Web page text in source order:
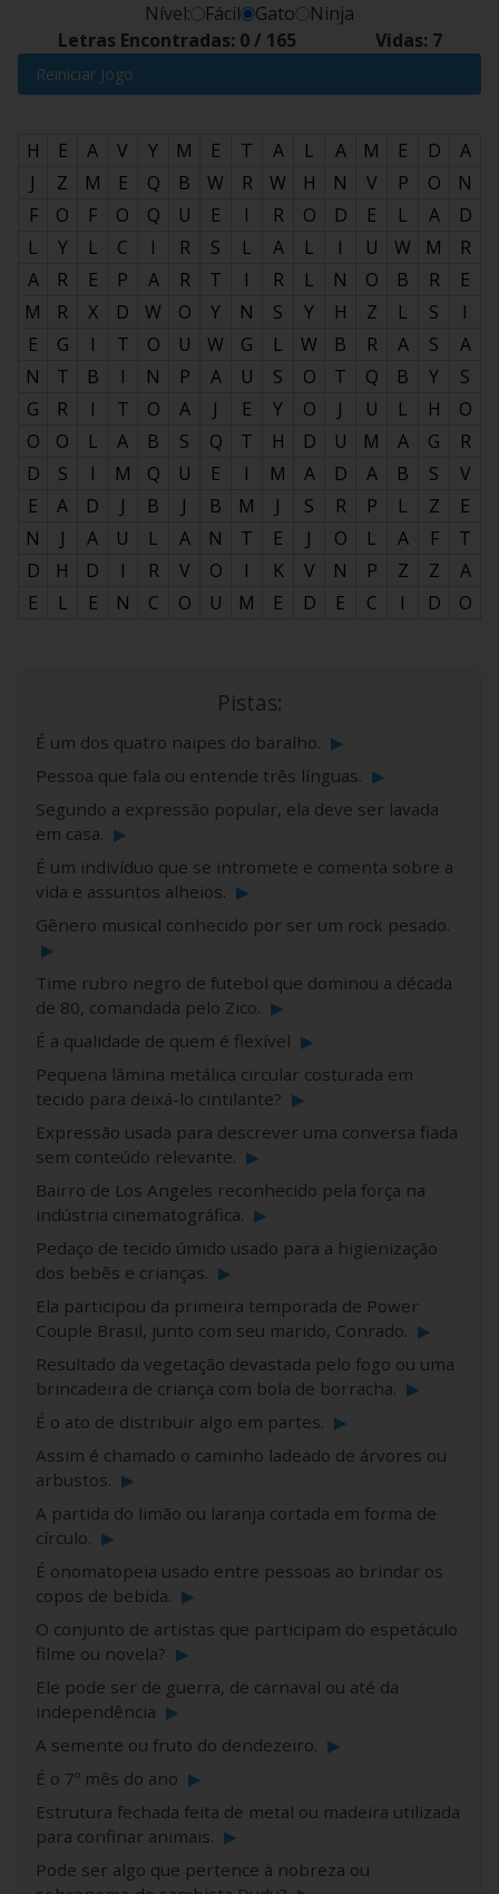
Nível:
Fácil Gato
Ninja
Letras Encontradas: 0/ 165 Vidas: 7
Reiniciar Jogo
H E A V Y M E T A L A M E D
A
J
Z M E Q B W R W H N V P O
N
F
O F O Q U E I R O D E L A
D
L
Y L C I R S L A L I U W M
R
A
R E P A R T I R L N O B R
E
M
R X D W O Y N S Y H Z L S
I
E
G I T O U W G L W B R A S
A
N
T B I N P A U S O T Q B Y
S
G
R I T O A J E Y O J U L H
O
O
O L A B S Q T H D U M A G
R
D
S I M Q U E I M A D A B S
V
E
A D J B J B M J S R P L Z
E
N
J A U L A N T E J O L A F
T
D
H D I R V O I K V N P Z Z
A
E
L E N C O U M E D E C I D O
Pistas:
É um dos quatro naipes do baralho. ▶
Pessoa que fala ou entende três línguas. ▶
Segundo a expressão popular, ela deve ser lavada
em casa. ▶
É um indivíduo que se intromete e comenta sobre a
vida e assuntos alheios. ▶
Gênero musical conhecido por ser um rock pesado.
▶
Time rubro negro de futebol que dominou a década
de 80, comandada pelo Zico. ▶
É a qualidade de quem é flexível ▶
Pequena lâmina metálica circular costurada em
tecido para deixá-lo cintilante? ▶
Expressão usada para descrever uma conversa fiada
sem conteúdo relevante. ▶
Bairro de Los Angeles reconhecido pela força na
indústria cinematográfica. ▶
Pedaço de tecido úmido usado para a higienização
dos bebês e crianças. ▶
Ela participou da primeira temporada de Power
Couple Brasil, junto com seu marido, Conrado. ▶
Resultado da vegetação devastada pelo fogo ou uma
brincadeira de criança com bola de borracha. ▶
É o ato de distribuir algo em partes. ▶
Assim é chamado o caminho ladeado de árvores ou
arbustos. ▶
A partida do limão ou laranja cortada em forma de
círculo. ▶
É onomatopeia usado entre pessoas ao brindar os
copos de bebida. ▶
O conjunto de artistas que participam do espetáculo
filme ou novela? ▶
Ele pode ser de guerra, de carnaval ou até da
independência ▶
A semente ou fruto do dendezeiro. ▶
É o 7º mês do ano ▶
Estrutura fechada feita de metal ou madeira utilizada
para confinar animais. ▶
Pode ser algo que pertence à nobreza ou